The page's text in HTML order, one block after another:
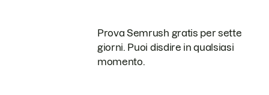
Prova Semrush gratis per sette
giorni. Puoi disdire in qualsiasi
momento.